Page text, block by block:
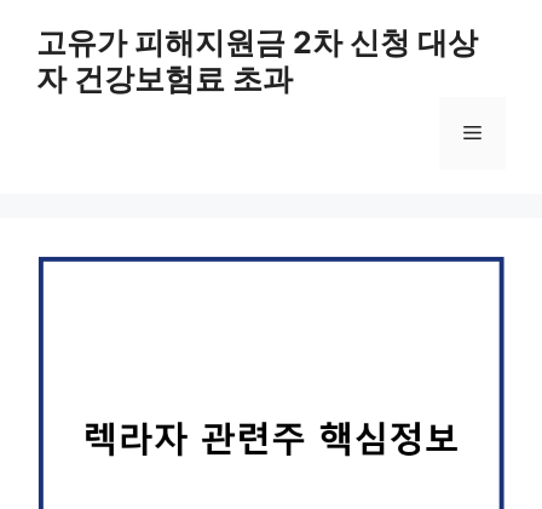
고유가 피해지원금 2차 신청 대상
자 건강보험료 초과
메